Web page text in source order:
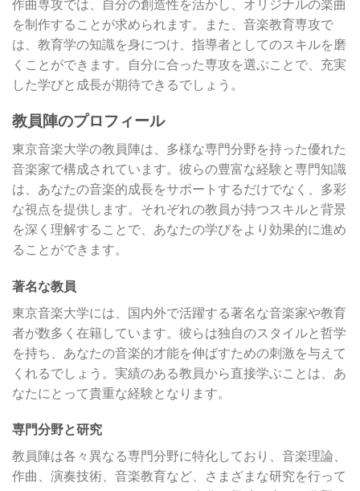
作曲専攻では、自分の創造性を活かし、オリジナルの楽曲
を制作することが求められます。また、音楽教育専攻で
は、教育学の知識を身につけ、指導者としてのスキルを磨
くことができます。自分に合った専攻を選ぶことで、充実
した学びと成長が期待できるでしょう。
教員陣のプロフィール
東京音楽大学の教員陣は、多様な専門分野を持った優れた
音楽家で構成されています。彼らの豊富な経験と専門知識
は、あなたの音楽的成長をサポートするだけでなく、多彩
な視点を提供します。それぞれの教員が持つスキルと背景
を深く理解することで、あなたの学びをより効果的に進め
ることができます。
著名な教員
東京音楽大学には、国内外で活躍する著名な音楽家や教育
者が数多く在籍しています。彼らは独自のスタイルと哲学
を持ち、あなたの音楽的才能を伸ばすための刺激を与えて
くれるでしょう。実績のある教員から直接学ぶことは、あ
なたにとって貴重な経験となります。
専門分野と研究
教員陣は各々異なる専門分野に特化しており、音楽理論、
作曲、演奏技術、音楽教育など、さまざまな研究を行って